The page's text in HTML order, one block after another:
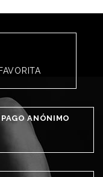
PAGO ANÓNIMO